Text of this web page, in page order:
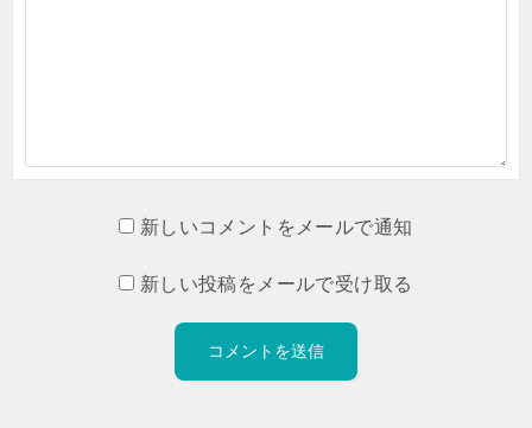
新しいコメントをメールで通知
新しい投稿をメールで受け取る